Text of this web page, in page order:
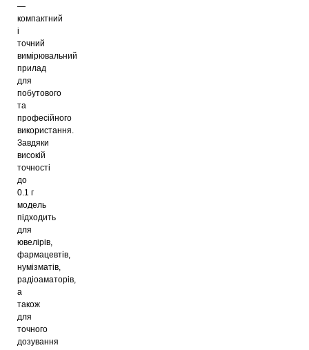
—
компактний
і
точний
вимірювальний
прилад
для
побутового
та
професійного
використання.
Завдяки
високій
точності
до
0.1 г
модель
підходить
для
ювелірів,
фармацевтів,
нумізматів,
радіоаматорів,
а
також
для
точного
дозування